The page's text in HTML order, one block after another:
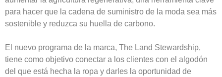
para hacer que la cadena de suministro de la moda sea más
sostenible y reduzca su huella de carbono.
El nuevo programa de la marca, The Land Stewardship,
tiene como objetivo conectar a los clientes con el algodón
del que está hecha la ropa y darles la oportunidad de